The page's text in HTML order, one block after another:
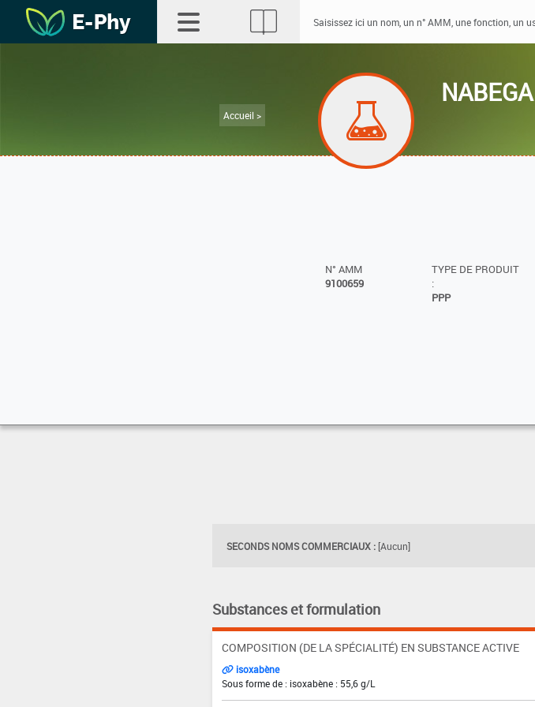
Accueil >
NABEGA
N° AMM
9100659
TYPE DE PRODUIT
:
PPP
SECONDS NOMS COMMERCIAUX : [Aucun]
Substances et formulation
COMPOSITION (DE LA SPÉCIALITÉ) EN SUBSTANCE ACTIVE
isoxabène
Sous forme de : isoxabène : 55,6 g/L